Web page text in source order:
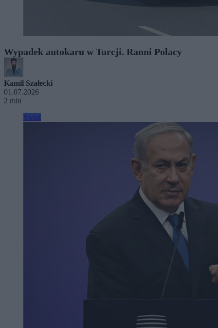
Wypadek autokaru w Turcji. Ranni Polacy
Kamil Szałecki
01.07.2026
2 min